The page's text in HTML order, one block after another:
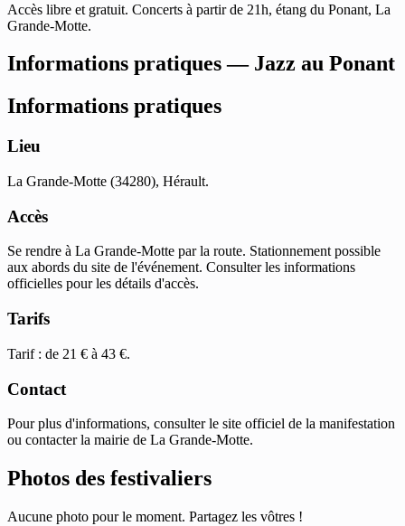
Accès libre et gratuit. Concerts à partir de 21h, étang du Ponant, La
Grande-Motte.
Informations pratiques — Jazz au Ponant
Informations pratiques
Lieu
La Grande-Motte (34280), Hérault.
Accès
Se rendre à La Grande-Motte par la route. Stationnement possible
aux abords du site de l'événement. Consulter les informations
officielles pour les détails d'accès.
Tarifs
Tarif : de 21 € à 43 €.
Contact
Pour plus d'informations, consulter le site officiel de la manifestation
ou contacter la mairie de La Grande-Motte.
Photos des festivaliers
Aucune photo pour le moment. Partagez les vôtres !